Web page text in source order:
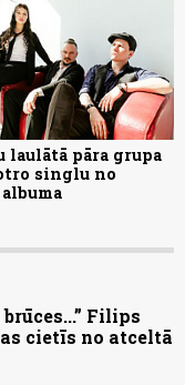
laulātā pāra grupa
singlu no
Filips
cietīs no atceltā